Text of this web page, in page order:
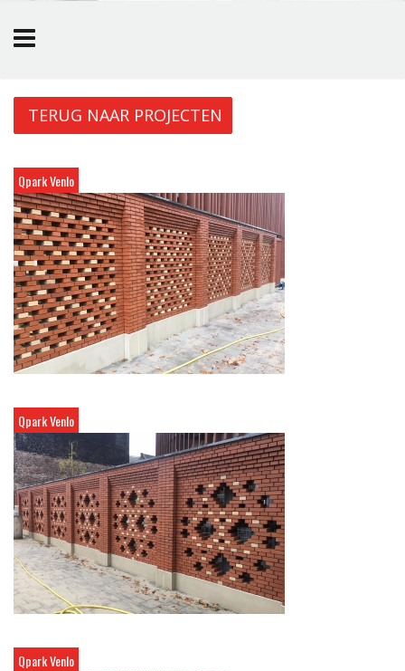
TERUG NAAR PROJECTEN
Qpark Venlo
Qpark Venlo
Qpark Venlo